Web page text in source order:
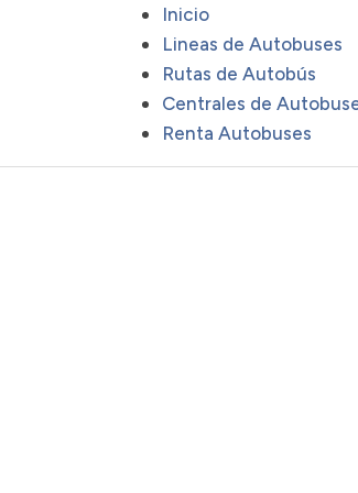
Inicio
Lineas de Autobuses
Rutas de Autobús
Centrales de
Renta Autobuses